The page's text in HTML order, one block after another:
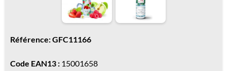
Référence: GFC11166
Code EAN13 : 15001658